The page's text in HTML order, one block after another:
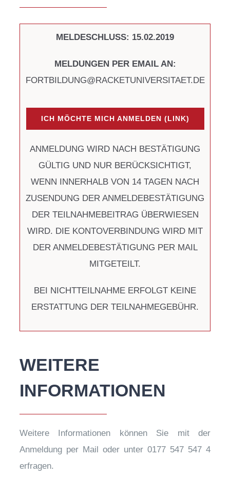
MELDESCHLUSS: 15.02.2019
MELDUNGEN PER EMAIL AN:
FORTBILDUNG@RACKETUNIVERSITAET.DE
ICH MÖCHTE MICH ANMELDEN (LINK)
ANMELDUNG WIRD NACH BESTÄTIGUNG
GÜLTIG UND NUR BERÜCKSICHTIGT,
WENN INNERHALB VON 14 TAGEN NACH
ZUSENDUNG DER ANMELDEBESTÄTIGUNG
DER TEILNAHMEBEITRAG ÜBERWIESEN
WIRD. DIE KONTOVERBINDUNG WIRD MIT
DER ANMELDEBESTÄTIGUNG PER MAIL
MITGETEILT.
BEI NICHTTEILNAHME ERFOLGT KEINE
ERSTATTUNG DER TEILNAHMEGEBÜHR.
WEITERE
INFORMATIONEN
Weitere Informationen können Sie mit der
Anmeldung per Mail oder unter 0177 547 547 4
erfragen.